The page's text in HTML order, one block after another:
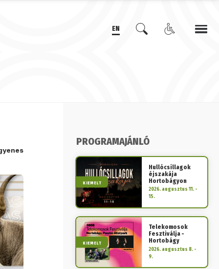
EN
PROGRAMAJÁNLÓ
KIEMELT
Hullócsillagok
éjszakája
Hortobágyon
2026. augusztus 11. -
15.
KIEMELT
Telekomosok
Fesztiválja -
Hortobágy
2026. augusztus 8. -
9.